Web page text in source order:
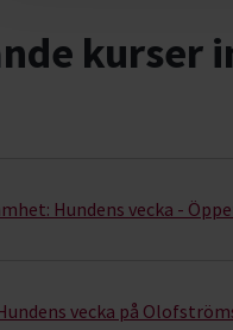
kurser
Hundens vecka -
vecka på